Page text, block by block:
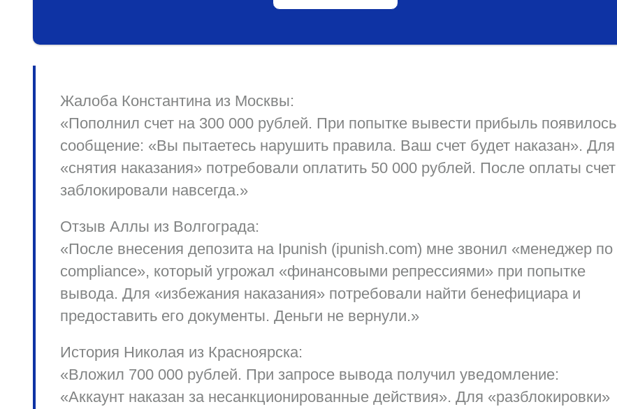
Жалоба Константина из Москвы:
«Пополнил счет на 300 000 рублей. При попытке вывести прибыль появилось
сообщение: «Вы пытаетесь нарушить правила. Ваш счет будет наказан». Для
«снятия наказания» потребовали оплатить 50 000 рублей. После оплаты счет
заблокировали навсегда.»
Отзыв Аллы из Волгограда:
«После внесения депозита на Ipunish (ipunish.com) мне звонил «менеджер по
compliance», который угрожал «финансовыми репрессиями» при попытке
вывода. Для «избежания наказания» потребовали найти бенефициара и
предоставить его документы. Деньги не вернули.»
История Николая из Красноярска:
«Вложил 700 000 рублей. При запросе вывода получил уведомление:
«Аккаунт наказан за несанкционированные действия». Для «разблокировки»